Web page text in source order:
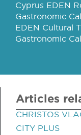
Cyprus EDEN
Gastronomic
EDEN Cultural
Gastronomic
Articles
CHRISTOS
CITY PLUS